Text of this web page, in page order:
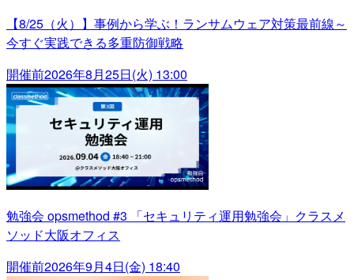
【8/25（火）】事例から学ぶ！ランサムウェア対策最前線～
今すぐ実践できる多重防御戦略
開催前2026年8月25日(火) 13:00
勉強会 opsmethod #3 「セキュリティ運用勉強会」クラスメ
ソッド大阪オフィス
開催前2026年9月4日(金) 18:40